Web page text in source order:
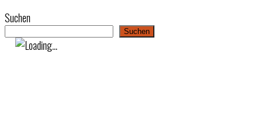
Suchen
Suchen